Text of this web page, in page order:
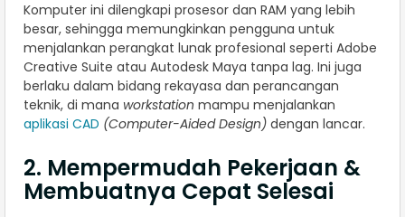
Komputer ini dilengkapi prosesor dan RAM yang lebih
besar, sehingga memungkinkan pengguna untuk
menjalankan perangkat lunak profesional seperti Adobe
Creative Suite atau Autodesk Maya tanpa lag. Ini juga
berlaku dalam bidang rekayasa dan perancangan
teknik, di mana workstation mampu menjalankan
aplikasi CAD (Computer-Aided Design) dengan lancar.
2. Mempermudah Pekerjaan &
Membuatnya Cepat Selesai